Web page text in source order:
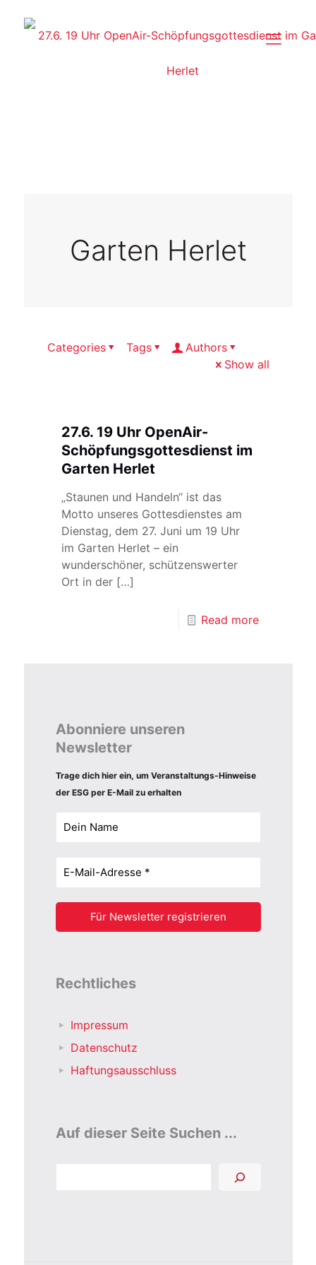
Garten Herlet
Categories Tags
Authors
Show all
27.6. 19 Uhr OpenAir-
Schöpfungsgottesdienst im
Garten Herlet
„Staunen und Handeln“ ist das
Motto unseres Gottesdienstes am
Dienstag, dem 27. Juni um 19 Uhr
im Garten Herlet – ein
wunderschöner, schützenswerter
Ort in der[…]
Read more
Abonniere unseren
Newsletter
Trage dich hier ein, um Veranstaltungs-Hinweise
der ESG per E-Mail zu erhalten
Rechtliches
Impressum
Datenschutz
Haftungsausschluss
Auf dieser Seite Suchen ...